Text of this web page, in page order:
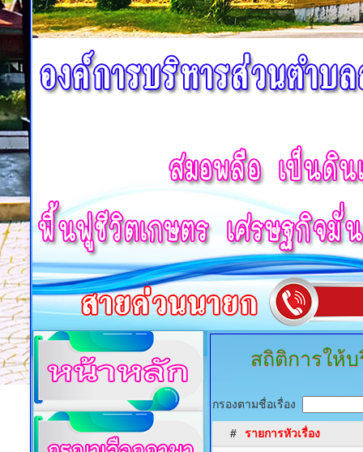
สถิติการให้
กรองตามชื่อเรื่อง
#
รายการหัวเรื่อง